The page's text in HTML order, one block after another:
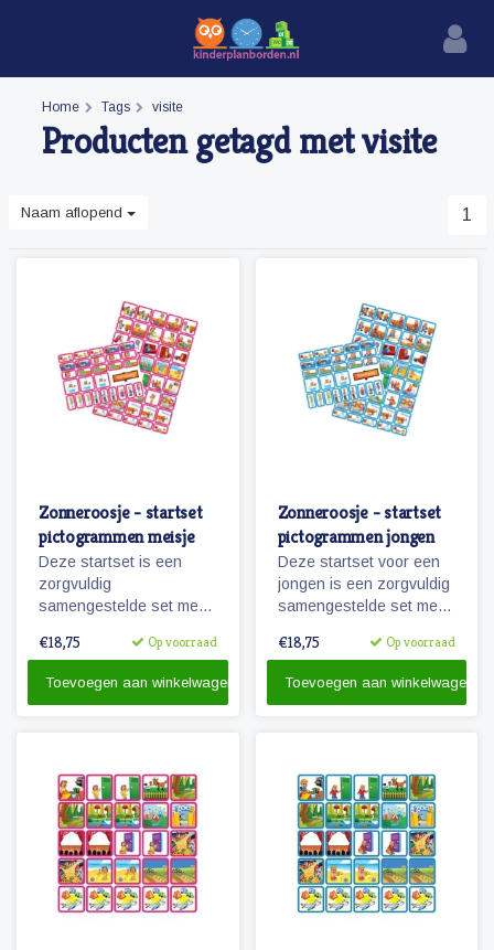
Home Tags visite
Producten getagd met visite
Naam aflopend 1
Zonneroosje - startset
pictogrammen meisje
Deze startset is een
zorgvuldig
samengestelde set met
pictogrammen voor een
dagen planning.
€18,75 Op voorraad
Toevoegen aan winkelwagen
Zonneroosje - startset
pictogrammen jongen
Deze startset voor een
jongen is een zorgvuldig
samengestelde set met
pictogrammen voor
€18,75 Op voorraad
Toevoegen aan winkelwagen